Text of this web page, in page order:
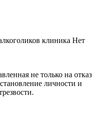
не только на отказ
личности и